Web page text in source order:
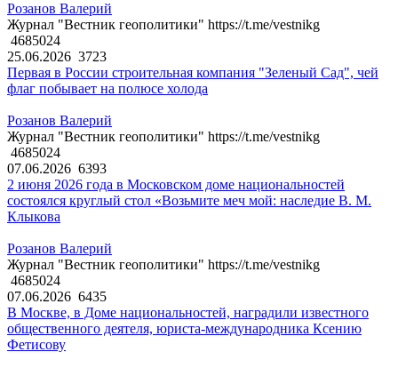
Розанов Валерий
Журнал "Вестник геополитики" https://t.me/vestnikg
4685024
25.06.2026 3723
Первая в России строительная компания "Зеленый Сад", чей
флаг побывает на полюсе холода
Розанов Валерий
Журнал "Вестник геополитики" https://t.me/vestnikg
4685024
07.06.2026 6393
2 июня 2026 года в Московском доме национальностей
состоялся круглый стол «Возьмите меч мой: наследие В. М.
Клыкова
Розанов Валерий
Журнал "Вестник геополитики" https://t.me/vestnikg
4685024
07.06.2026 6435
В Москве, в Доме национальностей, наградили известного
общественного деятеля, юриста-международника Ксению
Фетисову